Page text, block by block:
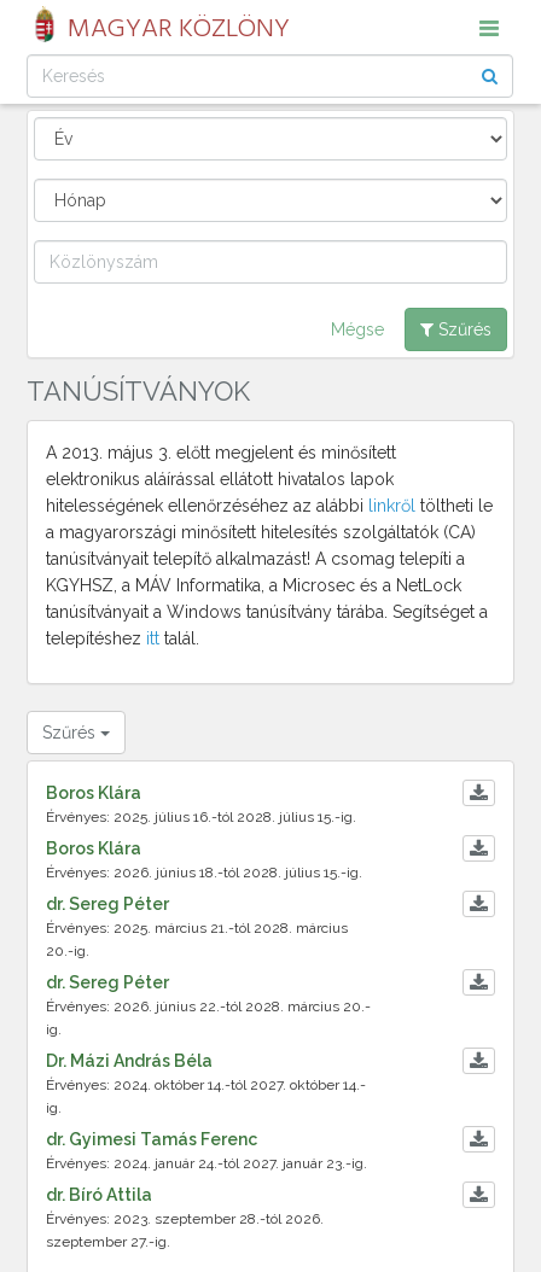
MAGYAR KÖZLÖNY
Mégse Szűrés
TANÚSÍTVÁNYOK
A 2013. május 3. előtt megjelent és minősített
elektronikus aláírással ellátott hivatalos lapok
hitelességének ellenőrzéséhez az alábbi
linkről töltheti le
a magyarországi minősített hitelesítés szolgáltatók (CA)
tanúsítványait telepítő alkalmazást! A csomag telepíti a
KGYHSZ, a MÁV Informatika, a Microsec és a NetLock
tanúsítványait a Windows tanúsítvány tárába. Segítséget a
telepítéshez itt talál.
Szűrés
Boros Klára
Érvényes: 2025. július 16.-tól 2028. július 15.-ig.
Boros Klára
Érvényes: 2026. június 18.-tól 2028. július 15.-ig.
dr. Sereg Péter
Érvényes: 2025. március 21.-tól 2028. március
20.-ig.
dr. Sereg Péter
Érvényes: 2026. június 22.-tól 2028. március 20.-
ig.
Dr. Mázi András Béla
Érvényes: 2024. október 14.-tól 2027. október 14.-
ig.
dr. Gyimesi Tamás Ferenc
Érvényes: 2024. január 24.-tól 2027. január 23.-ig.
dr. Bíró Attila
Érvényes: 2023. szeptember 28.-tól 2026.
szeptember 27.-ig.